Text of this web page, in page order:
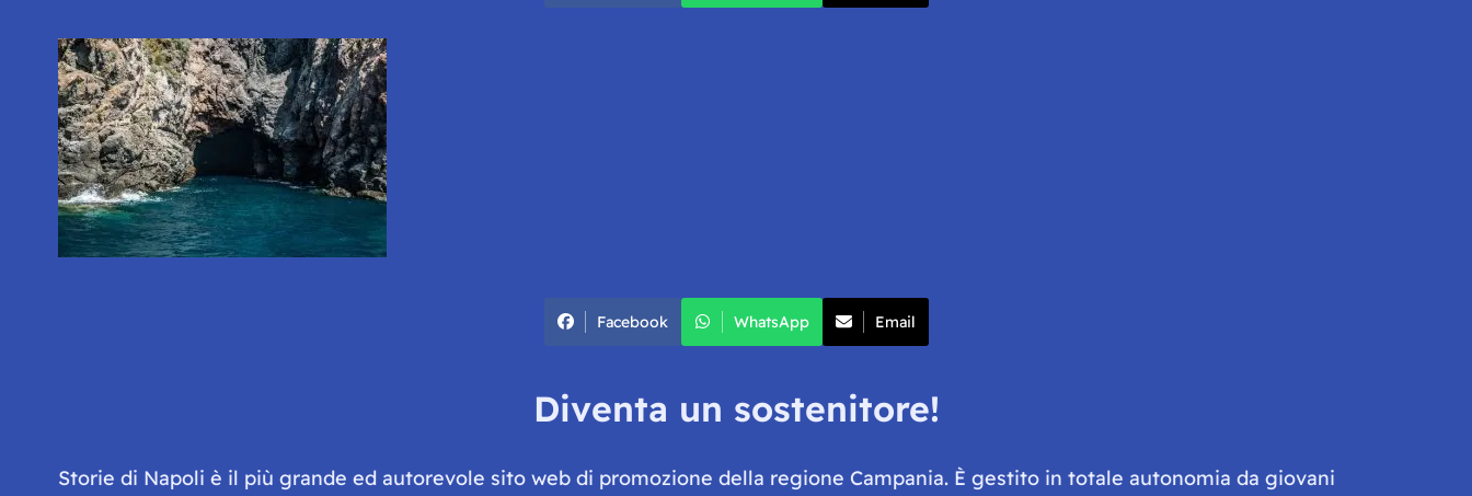
Facebook WhatsApp Email
Diventa un sostenitore!
Storie di Napoli è il più grande ed autorevole sito web di promozione della regione Campania. È gestito in totale autonomia da giovani